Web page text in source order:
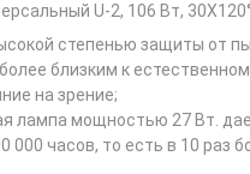
U-2, 106 Вт,
степенью защиты от
близким к
на зрение;
мощностью 27 Вт.
часов, то есть в 10 раз